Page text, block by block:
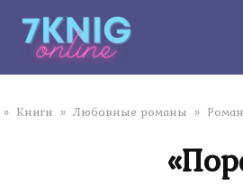
» Книги » Любовные романы »